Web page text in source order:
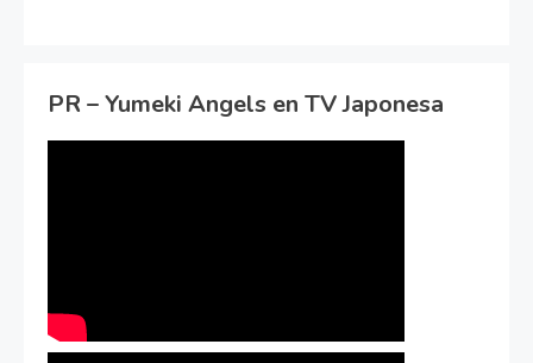
PR – Yumeki Angels en TV Japonesa